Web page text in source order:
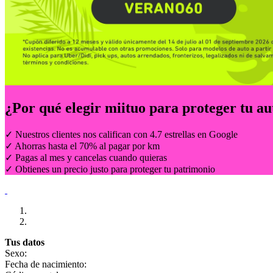
¿Por qué elegir miituo para proteger tu
✓ Nuestros clientes nos califican con 4.7 estrellas en Google
✓ Ahorras hasta el 70% al pagar por km
✓ Pagas al mes y cancelas cuando quieras
✓ Obtienes un precio justo para proteger tu patrimonio
Tus datos
Sexo:
Fecha de nacimiento: